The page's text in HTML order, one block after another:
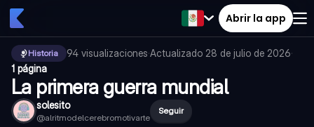
Abrir la app
Historia 94 visualizaciones·Actualizado 28 de julio de 2026·
1 página
La primera guerra mundial
solesito
@alritmodelcerebromotivarte
Seguir